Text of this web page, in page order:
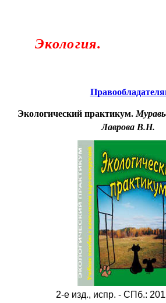
Экология.
Экологический практикум.
Лаврова В.Н.
2-е изд., испр. - СПб.: